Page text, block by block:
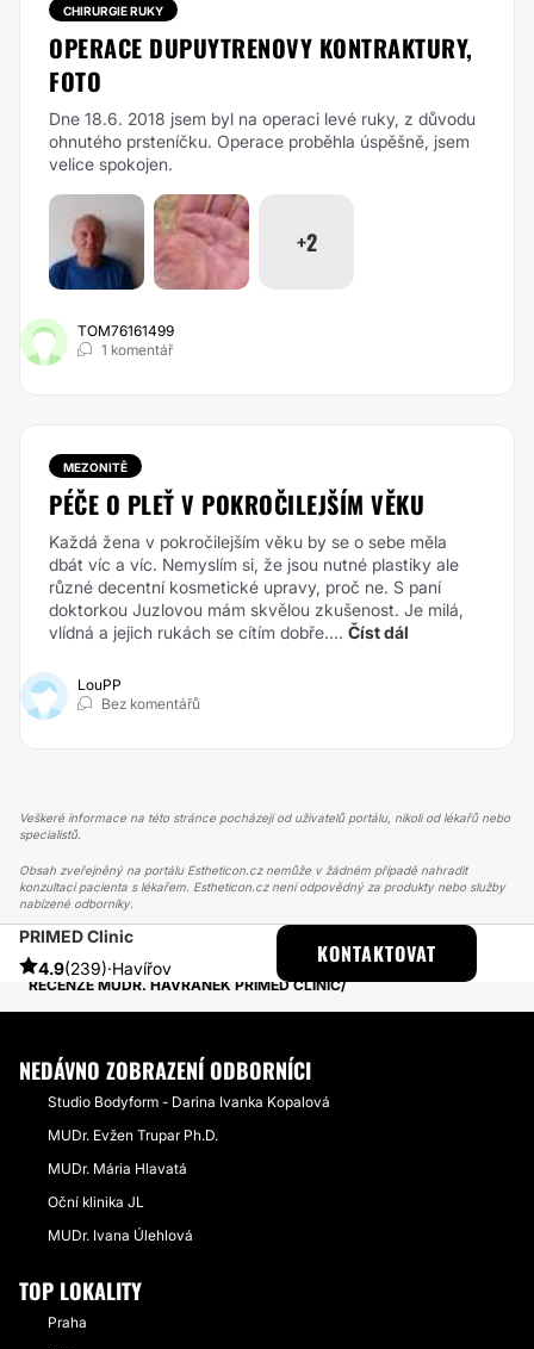
CHIRURGIE RUKY
OPERACE DUPUYTRENOVY KONTRAKTURY,
FOTO
Dne 18.6. 2018 jsem byl na operaci levé ruky, z důvodu
ohnutého prsteníčku. Operace proběhla úspěšně, jsem
velice spokojen.
+2
TOM76161499
1 komentář
MEZONITĚ
PÉČE O PLEŤ V POKROČILEJŠÍM VĚKU
Každá žena v pokročilejším věku by se o sebe měla
dbát víc a víc. Nemyslím si, že jsou nutné plastiky ale
různé decentní kosmetické upravy, proč ne. S paní
doktorkou Juzlovou mám skvělou zkušenost. Je milá,
vlídná a jejich rukách se cítím dobře.... Číst dál
LouPP
Bez komentářů
Veškeré informace na této stránce pocházejí od uživatelů portálu, nikoli od lékařů nebo
specialistů.
Obsah zveřejněný na portálu Estheticon.cz nemůže v žádném případě nahradit
konzultaci pacienta s lékařem. Estheticon.cz není odpovědný za produkty nebo služby
nabízené odborníky.
PRIMED Clinic
4.9(239)·Havířov
KONTAKTOVAT
ESTHETICON
PŘÍBĚHY
PŘÍBĚHY TÝKAJÍCÍ SE ZÁKROKU MODELACE PRSOU
RECENZE MUDR. HAVRÁNEK PRIMED CLINIC
NEDÁVNO ZOBRAZENÍ ODBORNÍCI
Studio Bodyform - Darina Ivanka Kopalová
MUDr. Evžen Trupar Ph.D.
MUDr. Mária Hlavatá
Oční klinika JL
MUDr. Ivana Úlehlová
TOP LOKALITY
Praha